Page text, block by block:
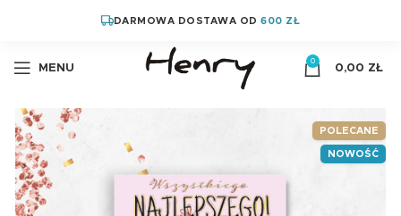
DARMOWA DOSTAWA OD600 ZŁ
MENU
0
0,00 ZŁ
POLECANE
NOWOŚĆ